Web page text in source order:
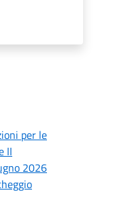
per le
II
2026